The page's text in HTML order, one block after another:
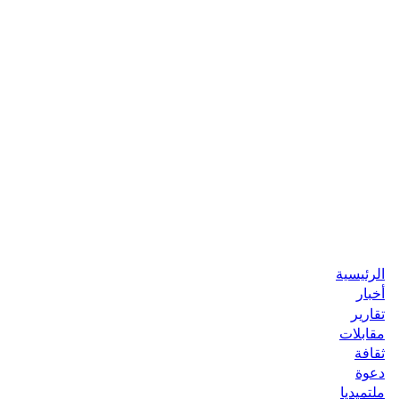
الرئيسية
أخبار
تقارير
مقابلات
ثقافة
دعوة
ملتميديا